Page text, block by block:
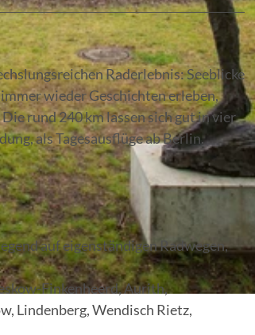
Raderlebnis: Seeblicke
wieder Geschichten erleben,
rund 240 km lassen sich gut in vier
als Tagesausflüge ab Berlin.
auf eigenständigen Radwegen,
Finkenheerd, Aurith,
Lindenberg, Wendisch Rietz,